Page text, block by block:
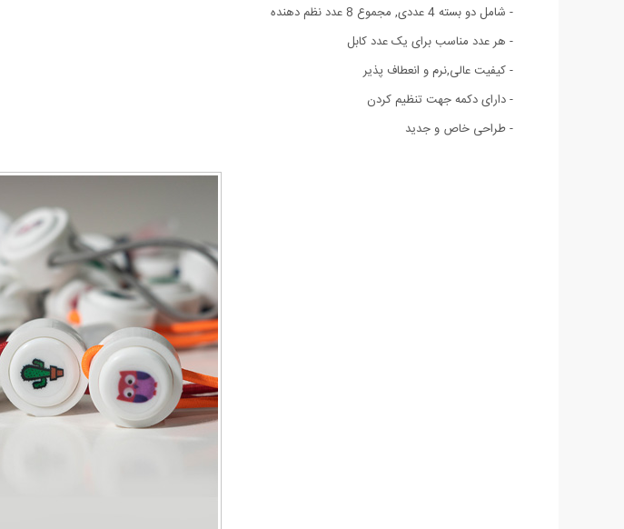
- شامل دو بسته 4 عددی, مجموع 8 عدد نظم دهنده
- هر عدد مناسب برای یک عدد کابل
- کیفیت عالی,نرم و انعطاف پذیر
- دارای دکمه جهت تنظیم کردن
- طراحی خاص و جدید